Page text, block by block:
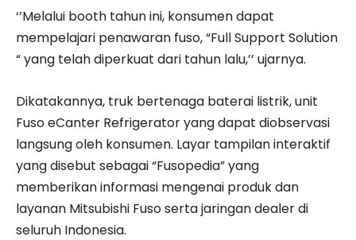
‘’Melalui booth tahun ini, konsumen dapat
mempelajari penawaran fuso, “Full Support Solution
“ yang telah diperkuat dari tahun lalu,’’ ujarnya.
Dikatakannya, truk bertenaga baterai listrik, unit
Fuso eCanter Refrigerator yang dapat diobservasi
langsung oleh konsumen. Layar tampilan interaktif
yang disebut sebagai “Fusopedia” yang
memberikan informasi mengenai produk dan
layanan Mitsubishi Fuso serta jaringan dealer di
seluruh Indonesia.